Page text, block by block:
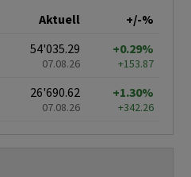
Aktuell
+/-%
54'035.29
07.08.26
+0.29%
+153.87
26'690.62
07.08.26
+1.30%
+342.26